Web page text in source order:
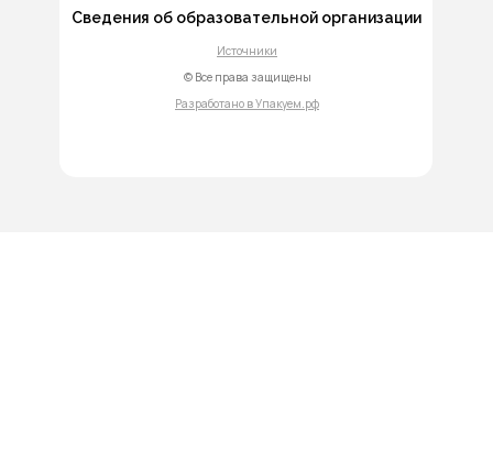
Сведения об образовательной организации
Источники
© Все права защищены
Разработано в Упакуем.рф